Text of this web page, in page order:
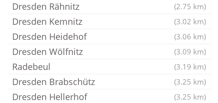
Dresden Rähnitz (2.75 km)
Dresden Kemnitz (3.02 km)
Dresden Heidehof (3.06 km)
Dresden Wölfnitz (3.09 km)
Radebeul (3.19 km)
Dresden Brabschütz (3.25 km)
Dresden Hellerhof (3.25 km)